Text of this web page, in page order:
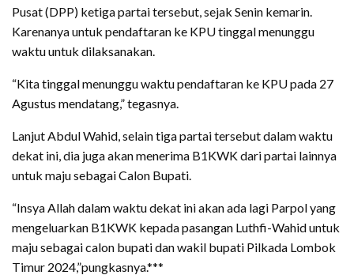
Pusat (DPP) ketiga partai tersebut, sejak Senin kemarin.
Karenanya untuk pendaftaran ke KPU tinggal menunggu
waktu untuk dilaksanakan.
“Kita tinggal menunggu waktu pendaftaran ke KPU pada 27
Agustus mendatang,” tegasnya.
Lanjut Abdul Wahid, selain tiga partai tersebut dalam waktu
dekat ini, dia juga akan menerima B1KWK dari partai lainnya
untuk maju sebagai Calon Bupati.
“Insya Allah dalam waktu dekat ini akan ada lagi Parpol yang
mengeluarkan B1KWK kepada pasangan Luthfi-Wahid untuk
maju sebagai calon bupati dan wakil bupati Pilkada Lombok
Timur 2024,”pungkasnya.***